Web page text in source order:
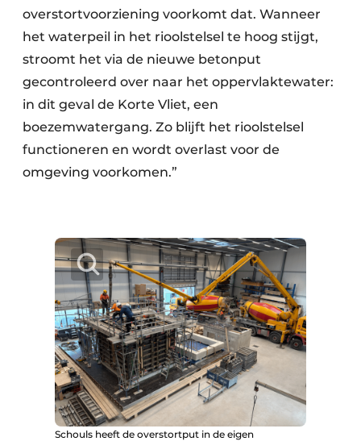
overstortvoorziening voorkomt dat. Wanneer
het waterpeil in het rioolstelsel te hoog stijgt,
stroomt het via de nieuwe betonput
gecontroleerd over naar het oppervlaktewater:
in dit geval de Korte Vliet, een
boezemwatergang. Zo blijft het rioolstelsel
functioneren en wordt overlast voor de
omgeving voorkomen.”
Schouls heeft de overstortput in de eigen